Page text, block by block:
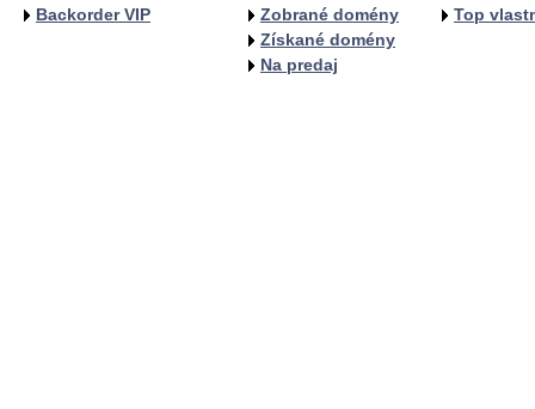
Backorder VIP
Zobrané domény
Získané domény
Na predaj
Top